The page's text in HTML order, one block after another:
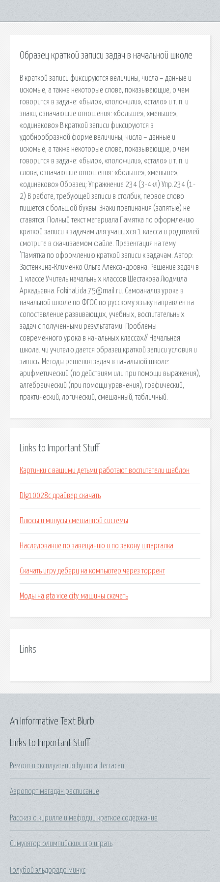
Образец краткой записи задач в начальной школе
В краткой записи фиксируются величины, числа – данные и
искомые, а также некоторые слова, показывающие, о чем
говорится в задаче: «было», «положили», «стало» и т. п. и
знаки, означающие отношения: «больше», «меньше»,
«одинаково» В краткой записи фиксируются в
удобнообразной форме величины, числа – данные и
искомые, а также некоторые слова, показывающие, о чем
говорится в задаче: «было», «положили», «стало» и т. п. и
слова, означающие отношения: «больше», «меньше»,
«одинаково» Образец: Упражнение 234 (3-4кл) Упр.234 (1-
2) В работе, требующей записи в столбик, первое слово
пишется с большой буквы. Знаки препинания (запятые) не
ставятся. Полный текст материала Памятка по оформлению
краткой записи к задачам для учащихся 1 класса и родителей
смотрите в скачиваемом файле. Презентация на тему
'Памятка по оформлению краткой записи к задачам. Автор:
Застенкина-Клименко Ольга Александровна. Решение задач в
1 классе Учитель начальных классов Шестакова Людмила
Аркадьевна. FokinaLida.75@mail.ru. Самоанализ урока в
начальной школе по ФГОС по русскому языку направлен на
сопоставление развивающих, учебных, воспитательных
задач с полученными результатами. Проблемы
современного урока в начальных классах// Начальная
школа. чи учителю дается образец краткой записи условия и
запись. Методы решения задач в начальной школе:
арифметический (по действиям или при помощи выражения),
алгебраический (при помощи уравнения), графический,
практический, логический, смешанный, табличный.
Links to Important Stuff
Картинки с вашими детьми работают воспитатели шаблон
Dlg10028c драйвер скачать
Плюсы и минусы смешанной системы
Наследование по завещанию и по закону шпаргалка
Скачать игру деберц на компьютер через торрент
Моды на gta vice city машины скачать
Links
Links to Important Stuff
Ремонт и эксплуатация hyundai terracan
Аэропорт магадан расписание
Рассказ о кирилле и мефодии краткое содержание
Симулятор олимпийских игр играть
Голубой эльдорадо минус
An Informative Text Blurb